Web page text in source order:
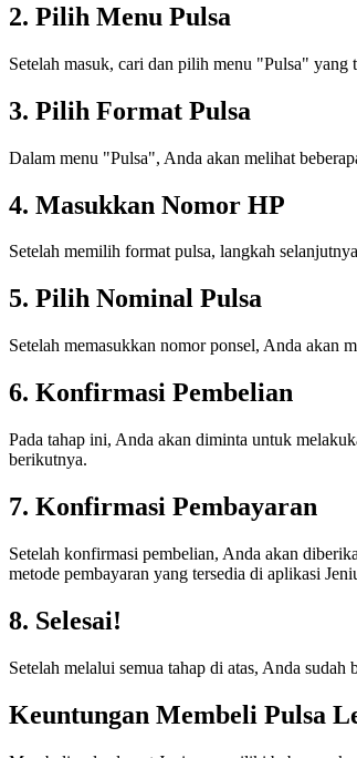
2. Pilih Menu Pulsa
Setelah masuk, cari dan pilih menu "Pulsa" yang
3. Pilih Format Pulsa
Dalam menu "Pulsa", Anda akan melihat
4. Masukkan Nomor HP
Setelah memilih format pulsa, langkah
5. Pilih Nominal Pulsa
Setelah memasukkan nomor ponsel, Anda akan
6. Konfirmasi Pembelian
Pada tahap ini, Anda akan diminta untuk
berikutnya.
7. Konfirmasi Pembayaran
Setelah konfirmasi pembelian, Anda akan
metode pembayaran yang tersedia di aplikasi
8. Selesai!
Setelah melalui semua tahap di atas, Anda
Keuntungan Membeli Pulsa